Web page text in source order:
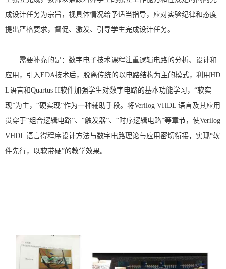
成设计任务为宗旨，视具体情况给予适当指导，应对实验纪律和态度
提出严格要求，督促、激发、引导学生完成设计任务。
需要补充的是：数字电子技术课程注重逻辑电路的分析、设计和
应用，引入EDA技术后，脱离传统的以电路结构为主的模式，利用HD
L语言和Quartus II软件加强学生对数字电路的基本功能学习，“软实
现”为主，“硬实现”作为一种辅助手段。将Verilog VHDL 语言及其应用
贯穿于“组合逻辑电路”、“触发器”、“时序逻辑电路”等章节，使Verilog
VHDL 语言得程序设计方法与数字电路理论与应用密切衔接，实现“软
件先行，以软带硬”的教学效果。